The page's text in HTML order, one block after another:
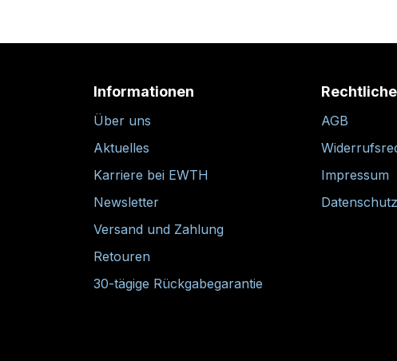
Informationen
Über uns
Aktuelles
Karriere bei EWTH
Newsletter
Versand und Zahlung
Retouren
30-tägige Rückgabegarantie
AGB
Impressum